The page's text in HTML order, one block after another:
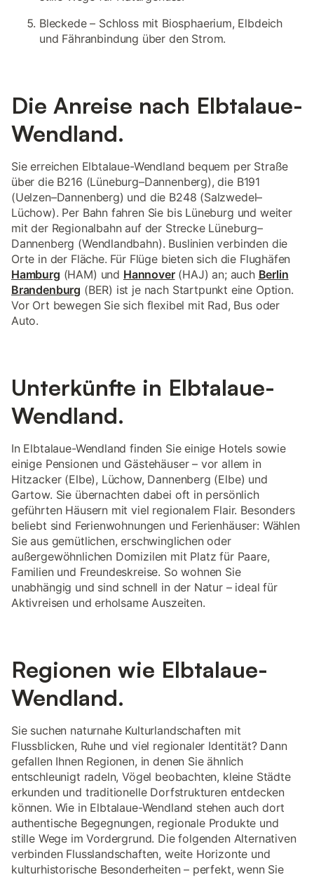
Bleckede – Schloss mit Biosphaerium, Elbdeich
und Fähranbindung über den Strom.
Die Anreise nach Elbtalaue-
Wendland.
Sie erreichen Elbtalaue-Wendland bequem per Straße
über die B216 (Lüneburg–Dannenberg), die B191
(Uelzen–Dannenberg) und die B248 (Salzwedel–
Lüchow). Per Bahn fahren Sie bis Lüneburg und weiter
mit der Regionalbahn auf der Strecke Lüneburg–
Dannenberg (Wendlandbahn). Buslinien verbinden die
Orte in der Fläche. Für Flüge bieten sich die Flughäfen
Hamburg (HAM) und Hannover(HAJ) an; auch Berlin
Brandenburg (BER) ist je nach Startpunkt eine Option.
Vor Ort bewegen Sie sich flexibel mit Rad, Bus oder
Auto.
Unterkünfte in Elbtalaue-
Wendland.
In Elbtalaue-Wendland finden Sie einige Hotels sowie
einige Pensionen und Gästehäuser – vor allem in
Hitzacker (Elbe), Lüchow, Dannenberg (Elbe) und
Gartow. Sie übernachten dabei oft in persönlich
geführten Häusern mit viel regionalem Flair. Besonders
beliebt sind Ferienwohnungen und Ferienhäuser: Wählen
Sie aus gemütlichen, erschwinglichen oder
außergewöhnlichen Domizilen mit Platz für Paare,
Familien und Freundeskreise. So wohnen Sie
unabhängig und sind schnell in der Natur – ideal für
Aktivreisen und erholsame Auszeiten.
Regionen wie Elbtalaue-
Wendland.
Sie suchen naturnahe Kulturlandschaften mit
Flussblicken, Ruhe und viel regionaler Identität? Dann
gefallen Ihnen Regionen, in denen Sie ähnlich
entschleunigt radeln, Vögel beobachten, kleine Städte
erkunden und traditionelle Dorfstrukturen entdecken
können. Wie in Elbtalaue-Wendland stehen auch dort
authentische Begegnungen, regionale Produkte und
stille Wege im Vordergrund. Die folgenden Alternativen
verbinden Flusslandschaften, weite Horizonte und
kulturhistorische Besonderheiten – perfekt, wenn Sie